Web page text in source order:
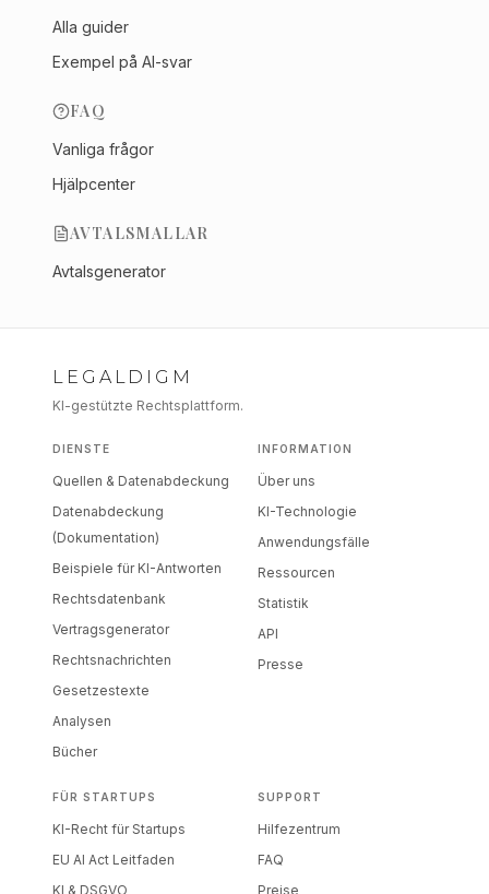
Alla guider
Exempel på AI-svar
FAQ
Vanliga frågor
Hjälpcenter
AVTALSMALLAR
Avtalsgenerator
LEGALDIGM
KI-gestützte Rechtsplattform.
DIENSTE
Quellen & Datenabdeckung
Datenabdeckung
(Dokumentation)
Beispiele für KI-Antworten
Rechtsdatenbank
Vertragsgenerator
Rechtsnachrichten
Gesetzestexte
Analysen
Bücher
INFORMATION
Über uns
KI-Technologie
Anwendungsfälle
Ressourcen
Statistik
API
Presse
FÜR STARTUPS
KI-Recht für Startups
EU AI Act Leitfaden
KI & DSGVO
SUPPORT
Hilfezentrum
FAQ
Preise